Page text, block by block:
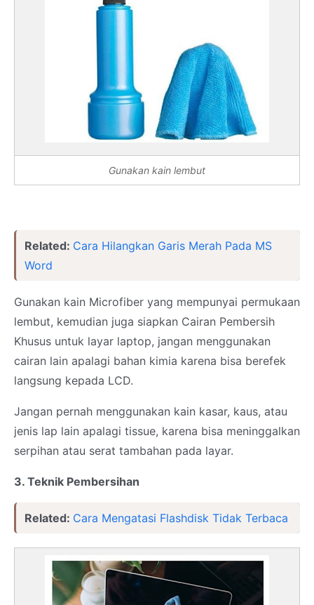
Gunakan kain lembut
Related: Cara Hilangkan Garis Merah Pada MS
Word
Gunakan kain Microfiber yang mempunyai permukaan
lembut, kemudian juga siapkan Cairan Pembersih
Khusus untuk layar laptop, jangan menggunakan
cairan lain apalagi bahan kimia karena bisa berefek
langsung kepada LCD.
Jangan pernah menggunakan kain kasar, kaus, atau
jenis lap lain apalagi tissue, karena bisa meninggalkan
serpihan atau serat tambahan pada layar.
3. Teknik Pembersihan
Related: Cara Mengatasi Flashdisk Tidak Terbaca